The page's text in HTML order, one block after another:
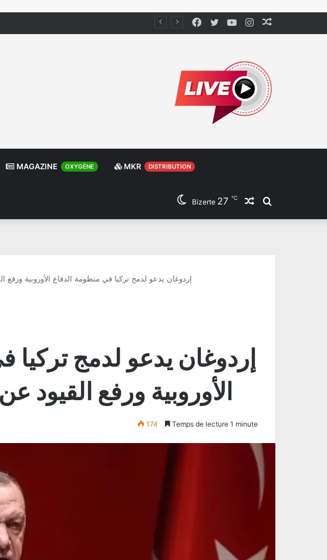
Instagram
YouTube
Twitter
Facebook
MAGAZINE OXYGÈNE MKR DISTRIBUTION
Rechercher
Article
Bizerte 27 ℃
إردوغان يدعو لدمج تركيا في منظومة الدفاع الأوروبية ورفع
إردوغان يدعو لدمج تركيا
الأوروبية ورفع القيود
174 Temps de lecture 1 minute